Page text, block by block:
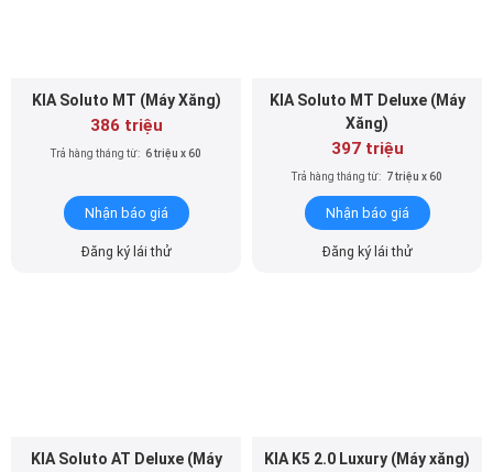
KIA Soluto MT (Máy Xăng)
386 triệu
Trả hàng tháng từ: 6 triệu x 60
Nhận báo giá
Đăng ký lái thử
KIA Soluto MT Deluxe (Máy
Xăng)
397 triệu
Trả hàng tháng từ: 7 triệu x 60
Nhận báo giá
Đăng ký lái thử
KIA Soluto AT Deluxe (Máy
KIA K5 2.0 Luxury (Máy xăng)